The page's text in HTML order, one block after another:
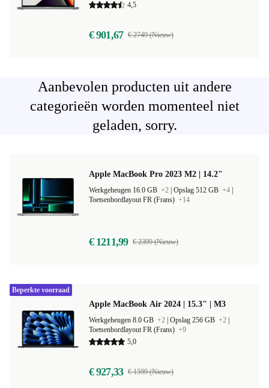
4,5
€ 901,67 € 2749 (Nieuw)
Aanbevolen producten uit andere
categorieën worden momenteel niet
geladen, sorry.
Apple MacBook Pro 2023 M2 | 14.2"
Werkgeheugen 16.0 GB +2 Opslag 512 GB +4
Toetsenbordlayout FR (Frans) +14
€ 1211,99 € 2399 (Nieuw)
Apple MacBook Air 2024 | 15.3" | M3
Werkgeheugen 8.0 GB +2 Opslag 256 GB +2
Toetsenbordlayout FR (Frans) +9
5,0
€ 927,33 € 1599 (Nieuw)
Beperkte voorraad